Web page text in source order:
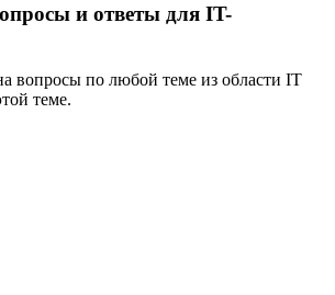
и ответы для IT-
вопросы по любой теме из области IT
теме.